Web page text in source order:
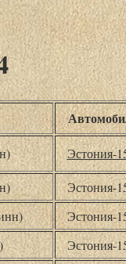
Эстония-
Эстония-
Эстония-
Эстония-